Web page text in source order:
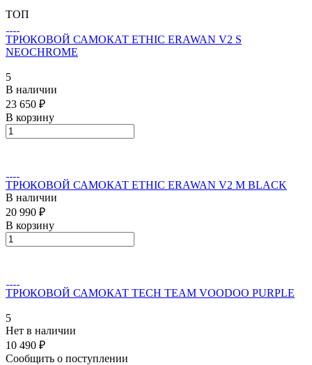
ТОП
ТРЮКОВОЙ САМОКАТ ETHIC ERAWAN V2 S
NEOCHROME
5
В наличии
23 650 ₽
В корзину
ТРЮКОВОЙ САМОКАТ ETHIC ERAWAN V2 M BLACK
В наличии
20 990 ₽
В корзину
ТРЮКОВОЙ САМОКАТ TECH TEAM VOODOO PURPLE
5
Нет в наличии
10 490 ₽
Сообщить о поступлении